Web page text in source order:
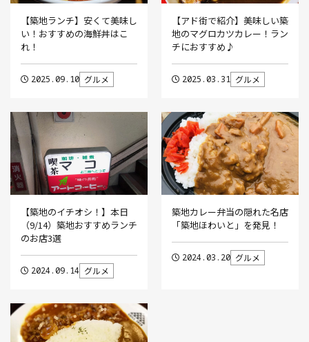
【築地ランチ】安くて美味し
い！おすすめの海鮮丼はこ
れ！
2025.09.10 グルメ
【アド街で紹介】美味しい築
地のマグロカツカレー！ラン
チにおすすめ♪
2025.03.31 グルメ
【築地のイチオシ！】本日
（9/14）築地おすすめランチ
のお店3選
2024.09.14 グルメ
築地カレー弁当の隠れた名店
「築地ほわいと」を発見！
2024.03.20 グルメ